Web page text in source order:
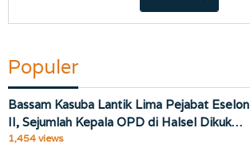
Populer
Bassam Kasuba Lantik Lima Pejabat Eselon
II, Sejumlah Kepala OPD di Halsel Dikuk…
1,454 views